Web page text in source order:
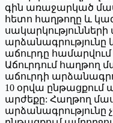
գին առաջարկած
հետո հաղթողը և
սակարկությունների
արձանագրությունը
աճուրդը
Աճուրդում հաղթող
աճուրդի
10 օրվա ընթացքում
արժեքը: Հաղթող
արձանագրությունը